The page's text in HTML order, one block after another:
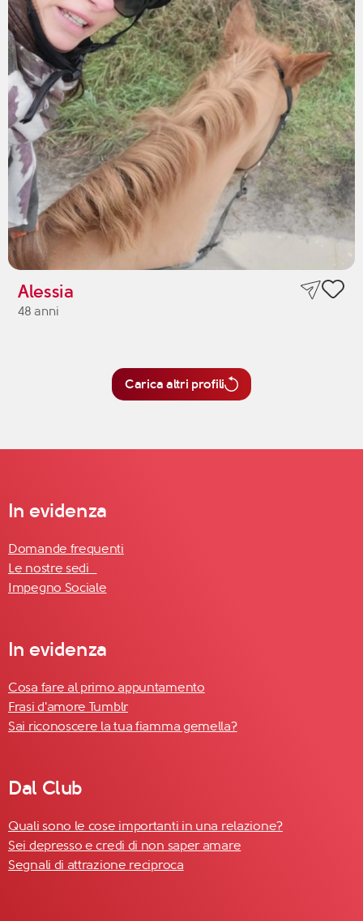
Alessia
48 anni
Carica altri profili
In evidenza
Domande frequenti
Le nostre sedi
Impegno Sociale
In evidenza
Cosa fare al primo appuntamento
Frasi d'amore Tumblr
Sai riconoscere la tua fiamma gemella?
Dal Club
Quali sono le cose importanti in una relazione?
Sei depresso e credi di non saper amare
Segnali di attrazione reciproca